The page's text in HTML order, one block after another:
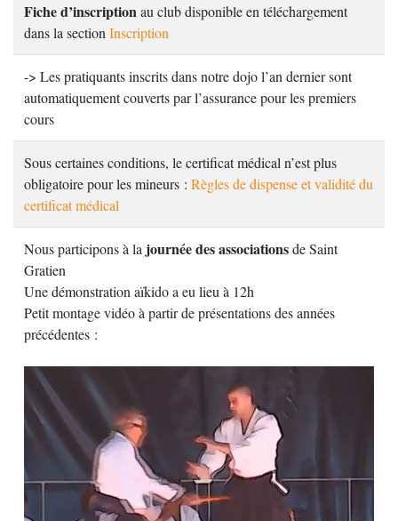
Fiche d’inscriptionau club disponible en téléchargement
dans la section Inscription
-> Les pratiquants inscrits dans notre dojo l’an dernier sont
automatiquement couverts par l’assurance pour les premiers
cours
Sous certaines conditions, le certificat médical n’est plus
obligatoire pour les mineurs : Règles de dispense et validité du
certificat médical
Nous participons à la journée des associationsde Saint
Gratien
Une démonstration aïkido a eu lieu à 12h
Petit montage vidéo à partir de présentations des années
précédentes :